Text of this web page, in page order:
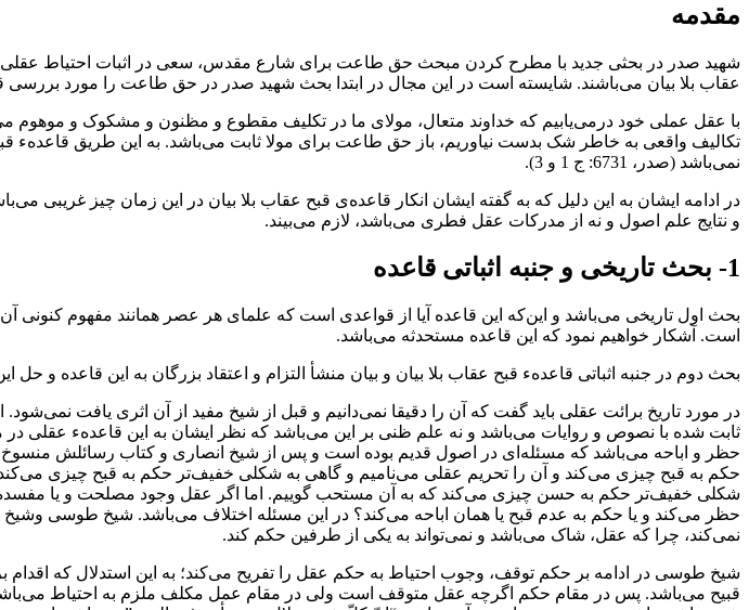
مقدمه
شهید‌ صدر‌ در بحثی جدید با مطرح کردن مبحث حق طاعت برای شارع‌ مقدس، سعی در اثبات احتیاط عقلی
عقاب بلا بیان می‌باشند. شایسته‌ است در این مجال در ابتدا بحث شهید صدر در حق طاعت را مورد بررسی
با‌ عقل‌ عملی‌ خود درمی‌یابیم که خداوند متعال‌، مولای‌ ما‌ در تکلیف مقطوع و مظنون و مشکوک و موهوم
تکالیف واقعی به خاطر شک‌ بدست نیاوریم‌، باز‌ حق طاعت برای مولا ثابت می‌باشد. به این طریق
نمی‌باشد (صدر‌، 6731: ج 1 و 3).
در ادامه ایشان به این دلیل که به گفته ایشان انکار قاعده‌ی قبح عقاب بلا بیان در‌ این‌ زمان‌ چیز
و نتایج علم اصول و نه از مدرکات‌ عقل فطری‌ می‌باشد‌، لازم‌ می‌بیند.
1- بحث تاریخی و جنبه اثباتی قاعده
بحث اول تاریخی می‌باشد و این‌که این‌ قاعده‌ آیا‌ از قواعدی است که علمای‌ هر عصر همانند مفهوم کنونی
است. آشکار خواهیم نمود که این قاعده مستحدثه می‌باشد.
بحث دوم در جنبه‌ اثباتی‌ قاعدهء‌ قبح عقاب بلا بیان و بیان منشأ التزام و اعتقاد بزرگان به این قاعده و
در مورد تاریخ برائت عقلی باید گفت که آن‌ را‌ دقیقا‌ نمی‌دانیم و قبل از شیخ‌ مفید از آن اثری یافت
ثابت‌ شده‌ با نصوص و روایات‌ می‌باشد و نه علم ظنی بر این می‌باشد که نظر ایشان به این‌ قاعدهء‌
حظر و اباحه می‌باشد که مسئله‌ای در اصول قدیم بوده است و پس از‌ شیخ‌‌ انصاری و کتاب رسائلش
حکم‌ به قبح چیزی می‌کند و آن را تحریم‌ عقلی‌ می‌نامیم و گاهی به شکلی خفیف‌تر حکم به قبح چیزی
شکلی‌ خفیف‌تر‌ حکم به حسن چیزی می‌کند که به آن مستحب گوییم. اما اگر‌ عقل‌ وجود مصلحت و یا
حظر می‌کند و یا حکم به عدم‌ قبح‌‌ یا همان اباحه می‌کند؟ در این مسئله‌ اختلاف‌ می‌باشد‌. شیخ طوسی وشیخ‌
نمی‌کند، چرا که عقل، شاک می‌باشد‌ و نمی‌تواند‌ به یکی‌ از‌ طرفین‌ حکم کند.
شیخ طوسی‌ در ادامه بر حکم توقف، وجوب احتیاط به حکم عقل را تفریح می‌کند؛ به‌ این‌ استدلال‌ که اقدام
قبیح می‌باشد. پس در مقام حکم اگرچه عقل‌‌ متوقف‌ است‌ ولی در مقام عمل مکلف ملزم به‌ احتیاط‌